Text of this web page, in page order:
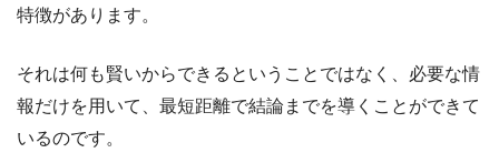
特徴があります。
それは何も賢いからできるということではなく、必要な情
報だけを用いて、最短距離で結論までを導くことができて
いるのです。